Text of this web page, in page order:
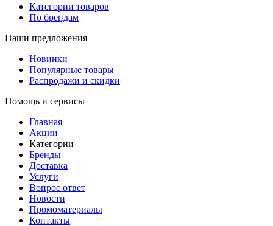
Категории товаров
По брендам
Наши предложения
Новинки
Популярные товары
Распродажи и скидки
Помощь и сервисы
Главная
Акции
Категории
Бренды
Доставка
Услуги
Вопрос ответ
Новости
Промоматериалы
Контакты